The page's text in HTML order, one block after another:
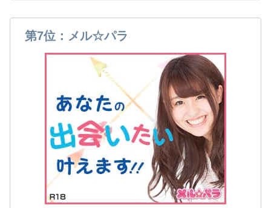
第7位：メル☆パラ